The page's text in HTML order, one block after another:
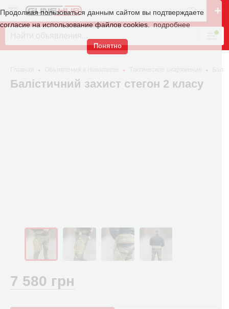
Продолжая пользоваться данным сайтом вы подтверждаете
согласие на использование файлов cookies.
подробнее
Понятно
Балістичний захист стегон 2 класу
7 580 грн